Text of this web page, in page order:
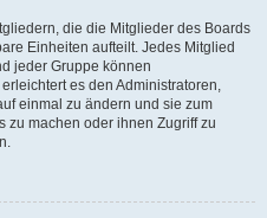
die die Mitglieder des Boards
Einheiten aufteilt. Jedes Mitglied
jeder Gruppe können
es den Administratoren,
einmal zu ändern und sie zum
zu machen oder ihnen Zugriff zu